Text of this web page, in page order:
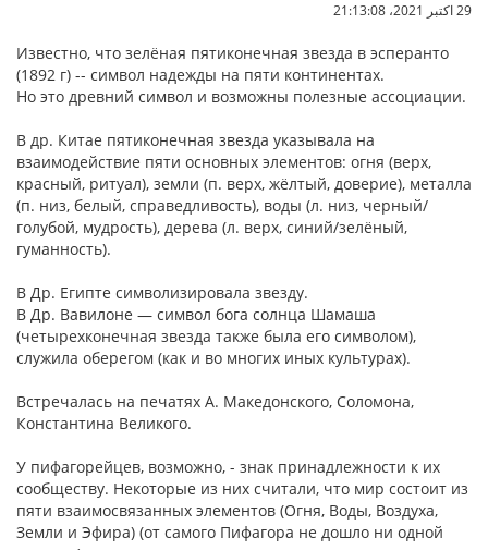
29 اکتبر 2021،‏ 21:13:08
Известно, что зелёная пятиконечная звезда в эсперанто
(1892 г) -- символ надежды на пяти континентах.
Но это древний символ и возможны полезные ассоциации.
В др. Китае пятиконечная звезда указывала на
взаимодействие пяти основных элементов: огня (верх,
красный, ритуал), земли (п. верх, жёлтый, доверие), металла
(п. низ, белый, справедливость), воды (л. низ, черный/
голубой, мудрость), дерева (л. верх, синий/зелёный,
гуманность).
В Др. Египте символизировала звезду.
В Др. Вавилоне — символ бога солнца Шамаша
(четырехконечная звезда также была его символом),
служила оберегом (как и во многих иных культурах).
Встречалась на печатях А. Македонского, Соломона,
Константина Великого.
У пифагорейцев, возможно, - знак принадлежности к их
сообществу. Некоторые из них считали, что мир состоит из
пяти взаимосвязанных элементов (Огня, Воды, Воздуха,
Земли и Эфира) (от самого Пифагора не дошло ни одной